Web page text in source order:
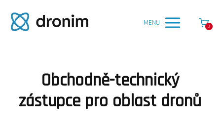
MENU 0
Obchodně-technický
zástupce pro oblast dronů